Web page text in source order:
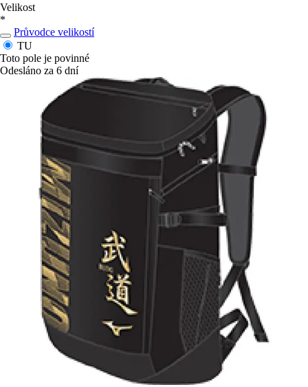
Velikost
*
Průvodce velikostí
TU
Toto pole je povinné
Odesláno za 6 dní